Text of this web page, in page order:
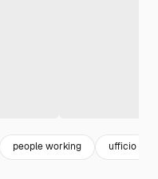
people working ufficio